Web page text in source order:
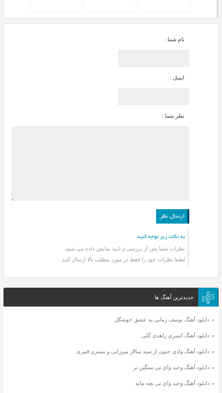
نام شما :
ایمیل :
نظر شما :
به نکات زیر توجه کنید
نظرات شما پس از بررسی و تایید نمایش داده می شود.
لطفا نظرات خود را فقط در مورد مطلب بالا ارسال کنید.
جدیدترین آهنگ ها
دانلود آهنگ یوسف زمانی یه عشق خوشگل
دانلود آهنگ کسری زاهدی گلی
دانلود آهنگ وادی جنون از سید سالار میرزایی و نسترن قنبری
دانلود آهنگ وحید وای تی سنگین تر
دانلود آهنگ وحید وای تی بچه مایه